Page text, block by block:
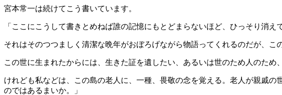
宮本常一は続けてこう書いています。
「ここにこうして書きとめねば誰の記憶にもとどまらないほど、ひっそり消
それはそのつつましく清潔な晩年がおぼろげながら物語ってくれるのだが、
この世に生まれたからには、生きた証を遺したい、あるいは世のため人のた
けれども私などは、この島の老人に、一種、畏敬の念を覚える。老人が親戚
のではあるまいか。」